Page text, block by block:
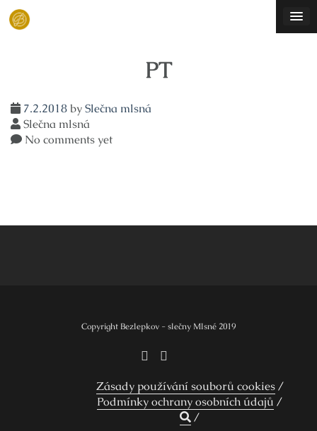
Skip
PT
7.2.2018bySlečna mlsná
Slečna mlsná
No comments yet
Copyright Bezlepkov - slečny Mlsné 2019
Zásady používání souborů cookies
Podmínky ochrany osobních údajů